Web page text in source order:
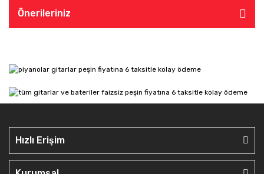
Önerileriniz
Hızlı Erişim